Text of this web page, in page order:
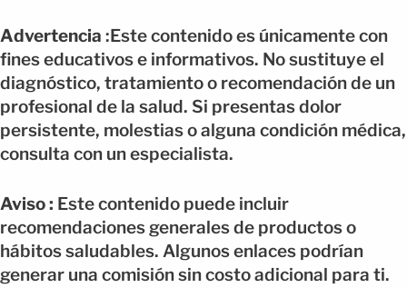
Advertencia :Este contenido es únicamente con
fines educativos e informativos. No sustituye el
diagnóstico, tratamiento o recomendación de un
profesional de la salud. Si presentas dolor
persistente, molestias o alguna condición médica,
consulta con un especialista.
Aviso : Este contenido puede incluir
recomendaciones generales de productos o
hábitos saludables. Algunos enlaces podrían
generar una comisión sin costo adicional para ti.